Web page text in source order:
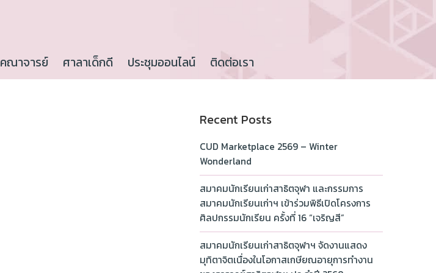
คณาจารย์ ศาลาเด็กดี ประชุมออนไลน์ ติดต่อเรา
Recent Posts
CUD Marketplace 2569 – Winter
Wonderland
สมาคมนักเรียนเก่าสาธิตจุฬา และกรรมการ
สมาคมนักเรียนเก่าฯ เข้าร่วมพิธีเปิดโครงการ
ศิลปกรรมนักเรียน ครั้งที่ 16 “เจริญสี”
สมาคมนักเรียนเก่าสาธิตจุฬาฯ จัดงานแสดง
มุทิตาจิตเนื่องในโอกาสเกษียณอายุการทำงาน